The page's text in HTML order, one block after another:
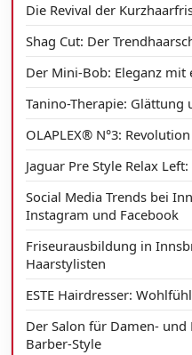
Die Revival der
Shag Cut: Der
Der Mini-Bob: Eleganz
Tanino-Therapie: Glättung
OLAPLEX® N°3:
Jaguar Pre Style Relax
Social Media Trends bei
Instagram und Facebook
Friseurausbildung in
Haarstylisten
ESTE Hairdresser:
Der Salon für Damen-
Barber-Style